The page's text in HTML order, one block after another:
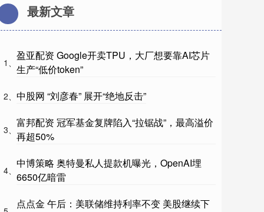
最新文章
1、
盈亚配资 Google开卖TPU，大厂想要靠AI芯片
生产“低价token”
2、 中股网 “刘彦春” 展开“绝地反击”
3、
富邦配资 冠军基金复牌陷入“拉锯战”，最高溢价
再超50%
4、
中博策略 奥特曼私人提款机曝光，OpenAI埋
6650亿暗雷
点点金 午后：美联储维持利率不变 美股继续下